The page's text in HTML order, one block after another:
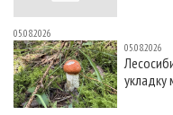
05.08.2026
05.08.2026
укладку